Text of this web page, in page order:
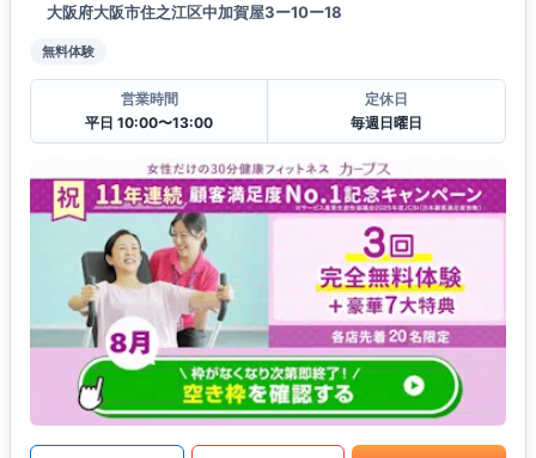
大阪府大阪市住之江区中加賀屋3ー10ー18
無料体験
営業時間
平日 10:00〜13:00
定休日
毎週日曜日